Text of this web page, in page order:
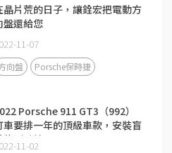
晶片荒的日子，讓銓宏把電動方
盤還給您
11-07
向盤 Porsche保時捷
Porsche 911 GT3（992）
車要排一年的頂級車款，安裝盲
點偵測系統
11-02